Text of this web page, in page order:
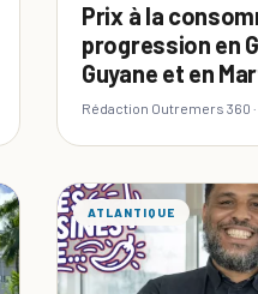
Prix à la
progression en
Guyane et en
Rédaction Outremers 360 ·
ATLANTIQUE